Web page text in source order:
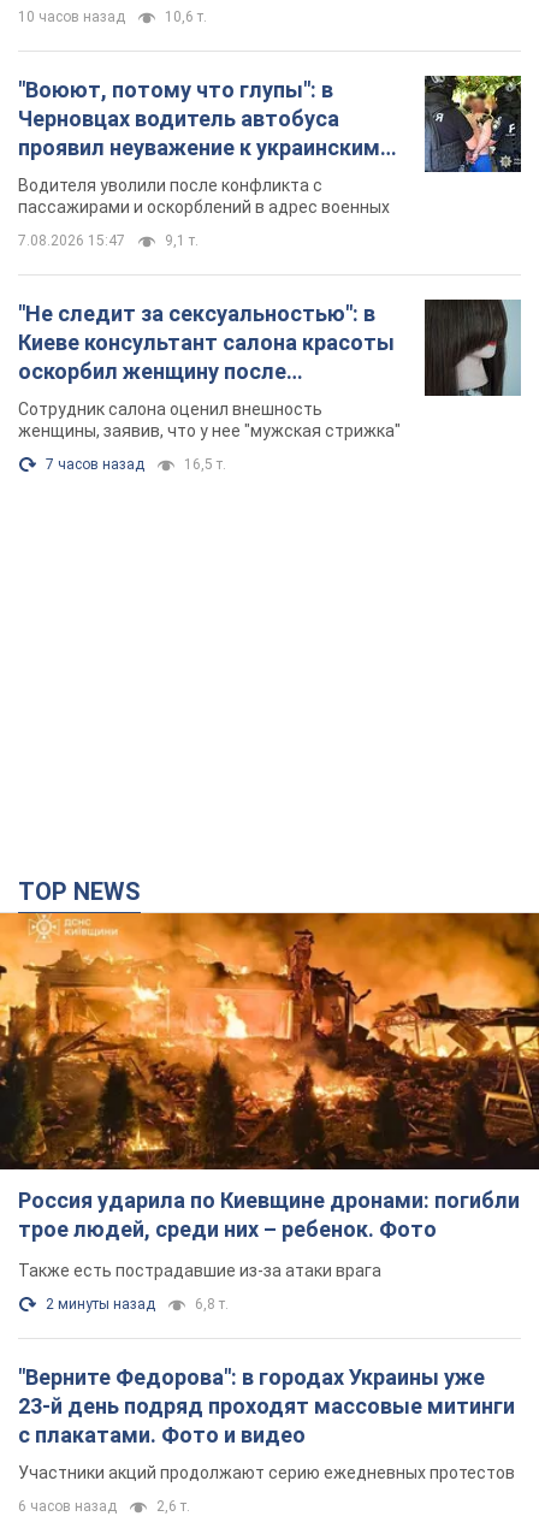
10 часов назад 10,6 т.
"Воюют, потому что глупы": в
Черновцах водитель автобуса
проявил неуважение к украинским
военным и поплатился за это.
Видео
Водителя уволили после конфликта с
пассажирами и оскорблений в адрес военных
7.08.2026 15:47 9,1 т.
"Не следит за сексуальностью": в
Киеве консультант салона красоты
оскорбил женщину после
химиотерапии, разгорелся скандал.
Фото
Сотрудник салона оценил внешность
женщины, заявив, что у нее "мужская стрижка"
7 часов назад 16,5 т.
TOP NEWS
Россия ударила по Киевщине дронами: погибли
трое людей, среди них – ребенок. Фото
Также есть пострадавшие из-за атаки врага
2 минуты назад 6,8 т.
"Верните Федорова": в городах Украины уже
23-й день подряд проходят массовые митинги
с плакатами. Фото и видео
Участники акций продолжают серию ежедневных протестов
6 часов назад 2,6 т.